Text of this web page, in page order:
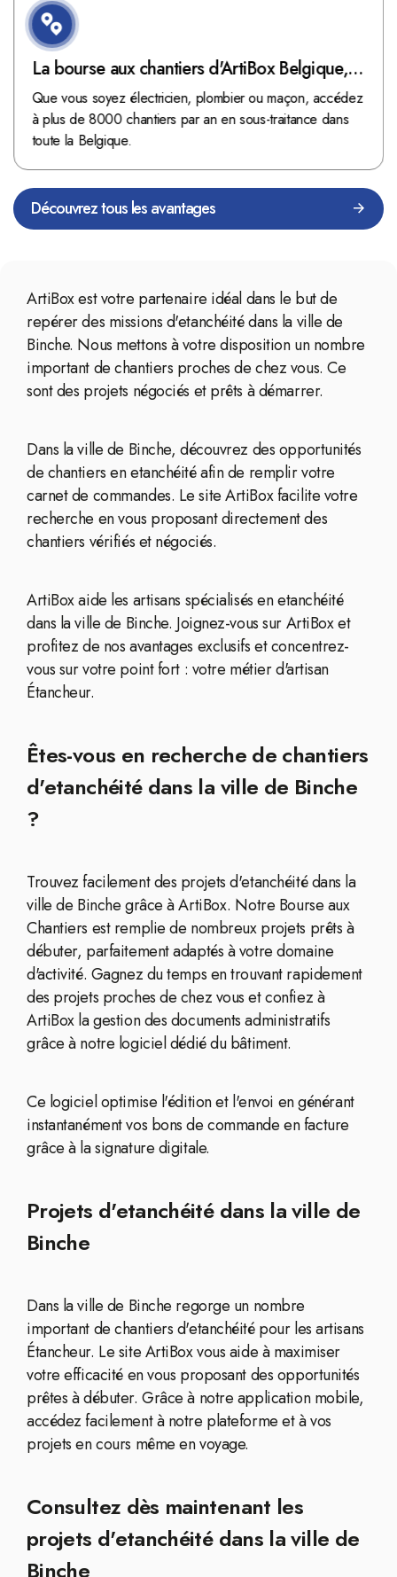
La bourse aux chantiers d'ArtiBox Belgique,
véritable mine d'or !
Que vous soyez électricien, plombier ou maçon, accédez
à plus de 8000 chantiers par an en sous-traitance dans
toute la Belgique.
Découvrez tous les avantages
ArtiBox est votre partenaire idéal dans le but de
repérer des missions d'etanchéité dans la ville de
Binche. Nous mettons à votre disposition un nombre
important de chantiers proches de chez vous. Ce
sont des projets négociés et prêts à démarrer.
Dans la ville de Binche, découvrez des opportunités
de chantiers en etanchéité afin de remplir votre
carnet de commandes. Le site ArtiBox facilite votre
recherche en vous proposant directement des
chantiers vérifiés et négociés.
ArtiBox aide les artisans spécialisés en etanchéité
dans la ville de Binche. Joignez-vous sur ArtiBox et
profitez de nos avantages exclusifs et concentrez-
vous sur votre point fort : votre métier d'artisan
Étancheur.
Êtes-vous en recherche de chantiers
d'etanchéité dans la ville de Binche
?
Trouvez facilement des projets d'etanchéité dans la
ville de Binche grâce à ArtiBox. Notre Bourse aux
Chantiers est remplie de nombreux projets prêts à
débuter, parfaitement adaptés à votre domaine
d'activité. Gagnez du temps en trouvant rapidement
des projets proches de chez vous et confiez à
ArtiBox la gestion des documents administratifs
grâce à notre logiciel dédié du bâtiment.
Ce logiciel optimise l'édition et l'envoi en générant
instantanément vos bons de commande en facture
grâce à la signature digitale.
Projets d'etanchéité dans la ville de
Binche
Dans la ville de Binche regorge un nombre
important de chantiers d'etanchéité pour les artisans
Étancheur. Le site ArtiBox vous aide à maximiser
votre efficacité en vous proposant des opportunités
prêtes à débuter. Grâce à notre application mobile,
accédez facilement à notre plateforme et à vos
projets en cours même en voyage.
Consultez dès maintenant les
projets d'etanchéité dans la ville de
Binche